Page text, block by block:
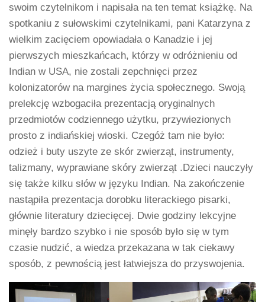
swoim czytelnikom i napisała na ten temat książkę. Na
spotkaniu z sułowskimi czytelnikami, pani Katarzyna z
wielkim zacięciem opowiadała o Kanadzie i jej
pierwszych mieszkańcach, którzy w odróżnieniu od
Indian w USA, nie zostali zepchnięci przez
kolonizatorów na margines życia społecznego. Swoją
prelekcję wzbogaciła prezentacją oryginalnych
przedmiotów codziennego użytku, przywiezionych
prosto z indiańskiej wioski. Czegóż tam nie było:
odzież i buty uszyte ze skór zwierząt, instrumenty,
talizmany, wyprawiane skóry zwierząt .Dzieci nauczyły
się także kilku słów w języku Indian. Na zakończenie
nastąpiła prezentacja dorobku literackiego pisarki,
głównie literatury dziecięcej. Dwie godziny lekcyjne
minęły bardzo szybko i nie sposób było się w tym
czasie nudzić, a wiedza przekazana w tak ciekawy
sposób, z pewnością jest łatwiejsza do przyswojenia.